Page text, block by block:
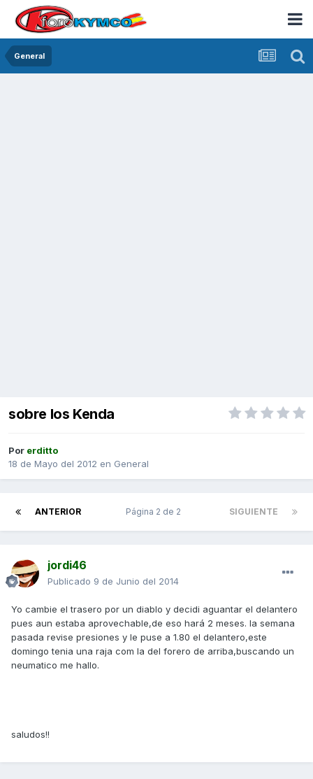
General
sobre los Kenda
Por erditto
18 de Mayo del 2012 en General
ANTERIOR SIGUIENTE
Página 2 de 2
jordi46
Publicado 9 de Junio del 2014
Yo cambie el trasero por un diablo y decidi aguantar el delantero
pues aun estaba aprovechable,de eso hará 2 meses. la semana
pasada revise presiones y le puse a 1.80 el delantero,este
domingo tenia una raja com la del forero de arriba,buscando un
neumatico me hallo.
saludos!!